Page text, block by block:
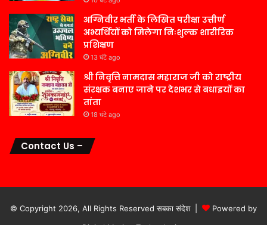
अग्निवीर भर्ती के लिखित परीक्षा उत्तीर्ण
अभ्यर्थियों को मिलेगा निःशुल्क शारीरिक
प्रशिक्षण
13 घंटे ago
श्री निवृत्ति नामदास महाराज जी को राष्ट्रीय
संरक्षक बनाए जाने पर देशभर से बधाइयों का
तांता
18 घंटे ago
Contact Us –
© Copyright 2026, All Rights Reserved सबका संदेश |
Powered by